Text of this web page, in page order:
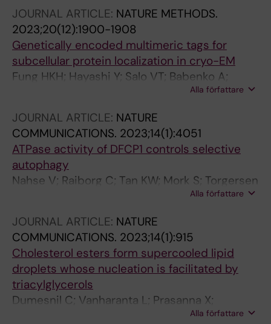
JOURNAL ARTICLE: NATURE METHODS.
2023;20(12):1900-1908
Genetically encoded multimeric tags for
subcellular protein localization in cryo-EM
Fung HKH; Hayashi Y; Salo VT; Babenko A;
Zagoriy I; Brunner A; Ellenberg J; Muller CW;
Alla författare
JOURNAL ARTICLE: NATURE
COMMUNICATIONS. 2023;14(1):4051
ATPase activity of DFCP1 controls selective
autophagy
Nahse V; Raiborg C; Tan KW; Mork S; Torgersen
ML; Wenzel EM; Nager M; Salo VTT; Johansen
Alla författare
JOURNAL ARTICLE: NATURE
COMMUNICATIONS. 2023;14(1):915
Cholesterol esters form supercooled lipid
droplets whose nucleation is facilitated by
triacylglycerols
Dumesnil C; Vanharanta L; Prasanna X;
Omrane M; Carpentier M; Bhapkar A; Enkavi G;
Alla författare